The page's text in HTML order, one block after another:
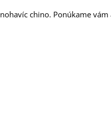
nohavíc chino. Ponúkame